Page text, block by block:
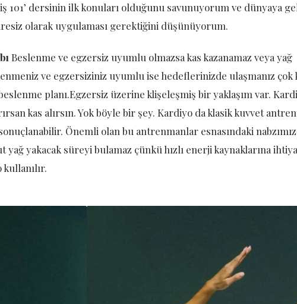
101’ dersinin ilk konuları olduğunu savunuyorum ve dünyaya
olarak uygulaması gerektiğini düşünüyorum.
Beslenme ve egzersiz uyumlu olmazsa kas kazanamaz veya yağ
ve egzersiziniz uyumlu ise hedeflerinizde ulaşmanız çok
planı.Egzersiz üzerine klişeleşmiş bir yaklaşım var.
kas alırsın. Yok böyle bir şey. Kardiyo da klasik kuvvet
Önemli olan bu antrenmanlar esnasındaki
yağ yakacak süreyi bulamaz çünkü hızlı enerji kaynaklarına